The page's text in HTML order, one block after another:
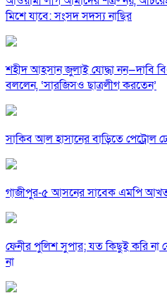
মিশে যাবে: সংসদ সদস্য নাছির
শহীদ আহসান জুলাই যোদ্ধা নন—দাবি
বললেন, ‘সারজিসও ছাত্রলীগ করতেন’
সাকিব আল হাসানের বাড়িতে পেট্রোল
গাজীপুর-৫ আসনের সাবেক এমপি
ফেনীর পুলিশ সুপার; যত কিছুই করি না
না